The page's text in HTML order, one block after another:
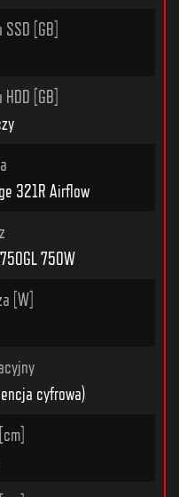
[GB]
[GB]
321R Airflow
750W
[W]
cyfrowa)